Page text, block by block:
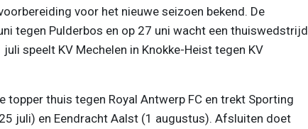
voor het nieuwe seizoen bekend. De
tegen Pulderbos en op 27 uni wacht een thuiswedstrijd
juli speelt KV Mechelen in Knokke-Heist tegen KV
topper thuis tegen Royal Antwerp FC en trekt Sporting
juli) en Eendracht Aalst (1 augustus). Afsluiten doet